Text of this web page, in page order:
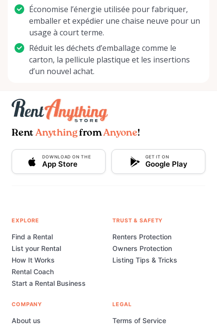
Économise l’énergie utilisée pour fabriquer,
emballer et expédier une chaise neuve pour un
usage à court terme.
Réduit les déchets d’emballage comme le
carton, la pellicule plastique et les insertions
d’un nouvel achat.
Rent AnythingfromAnyone!
DOWNLOAD ON THE
App Store
GET IT ON
Google Play
EXPLORE
Find a Rental
List your Rental
How It Works
Rental Coach
Start a Rental Business
TRUST & SAFETY
Renters Protection
Owners Protection
Listing Tips & Tricks
COMPANY
About us
LEGAL
Terms of Service